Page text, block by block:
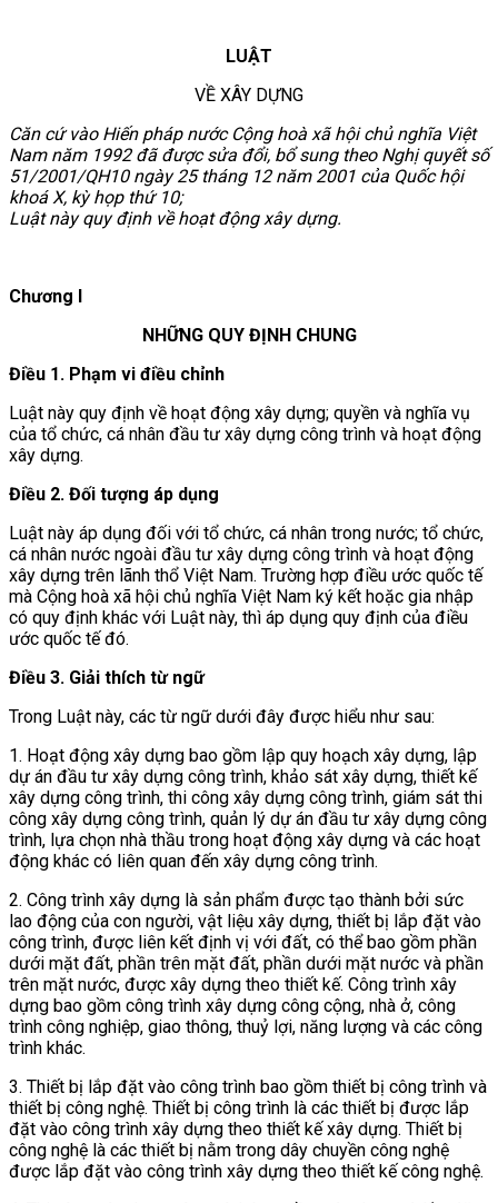
LUẬT
VỀ XÂY DỰNG
Căn cứ vào Hiến pháp nước Cộng hoà xã hội chủ nghĩa Việt
Nam năm 1992 đã được sửa đổi, bổ sung theo Nghị quyết số
51/2001/QH10 ngày 25 tháng 12 năm 2001 của Quốc hội
khoá X, kỳ họp thứ 10;
Luật này quy định về hoạt động xây dựng.
Chương I
NHỮNG QUY ĐỊNH CHUNG
Điều 1. Phạm vi điều chỉnh
Luật này quy định về hoạt động xây dựng; quyền và nghĩa vụ
của tổ chức, cá nhân đầu tư xây dựng công trình và hoạt động
xây dựng.
Điều 2. Đối tượng áp dụng
Luật này áp dụng đối với tổ chức, cá nhân trong nước; tổ chức,
cá nhân nước ngoài đầu tư xây dựng công trình và hoạt động
xây dựng trên lãnh thổ Việt Nam. Trường hợp điều ước quốc tế
mà Cộng hoà xã hội chủ nghĩa Việt Nam ký kết hoặc gia nhập
có quy định khác với Luật này, thì áp dụng quy định của điều
ước quốc tế đó.
Điều 3. Giải thích từ ngữ
Trong Luật này, các từ ngữ dưới đây được hiểu như sau:
1. Hoạt động xây dựng bao gồm lập quy hoạch xây dựng, lập
dự án đầu tư xây dựng công trình, khảo sát xây dựng, thiết kế
xây dựng công trình, thi công xây dựng công trình, giám sát thi
công xây dựng công trình, quản lý dự án đầu tư xây dựng công
trình, lựa chọn nhà thầu trong hoạt động xây dựng và các hoạt
động khác có liên quan đến xây dựng công trình.
2. Công trình xây dựng là sản phẩm được tạo thành bởi sức
lao động của con người, vật liệu xây dựng, thiết bị lắp đặt vào
công trình, được liên kết định vị với đất, có thể bao gồm phần
dưới mặt đất, phần trên mặt đất, phần dưới mặt nước và phần
trên mặt nước, được xây dựng theo thiết kế. Công trình xây
dựng bao gồm công trình xây dựng công cộng, nhà ở, công
trình công nghiệp, giao thông, thuỷ lợi, năng lượng và các công
trình khác.
3. Thiết bị lắp đặt vào công trình bao gồm thiết bị công trình và
thiết bị công nghệ. Thiết bị công trình là các thiết bị được lắp
đặt vào công trình xây dựng theo thiết kế xây dựng. Thiết bị
công nghệ là các thiết bị nằm trong dây chuyền công nghệ
được lắp đặt vào công trình xây dựng theo thiết kế công nghệ.